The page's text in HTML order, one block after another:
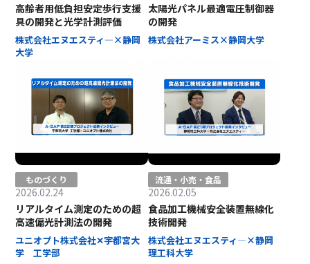
高齢者用低負担安定歩行支援
具の開発と光学計測評価
株式会社エヌエスティ―×静岡
大学
太陽光パネル最適電圧制御器
の開発
株式会社アーミス×静岡大学
ものづくり
2026.02.24
リアルタイム測定のための超
高速偏光計測法の開発
ユニオプト株式会社✕宇都宮大
学 工学部
流通・小売・食品
2026.02.05
食品加工機械安全装置無線化
技術開発
株式会社エヌエスティ―×静岡
理工科大学